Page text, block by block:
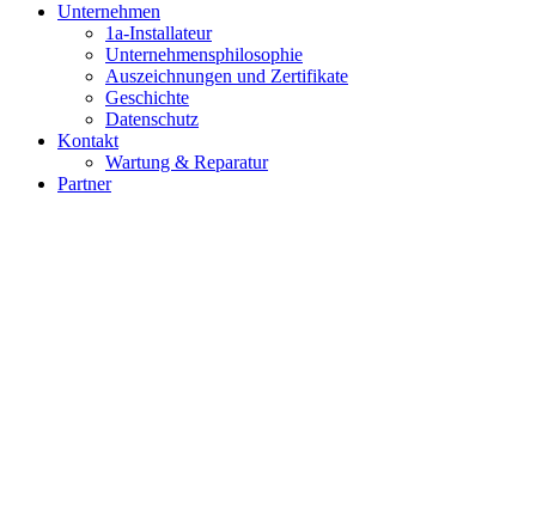
Unternehmen
1a-Installateur
Unternehmensphilosophie
Auszeichnungen und Zertifikate
Geschichte
Datenschutz
Kontakt
Wartung & Reparatur
Partner